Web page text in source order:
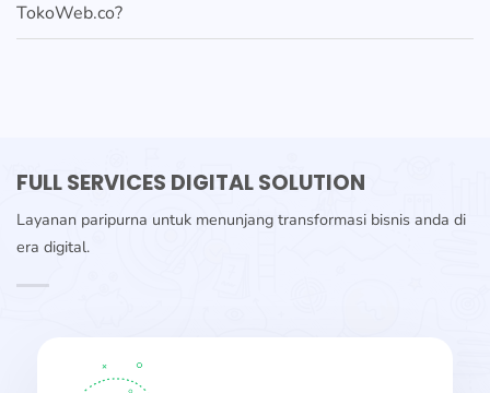
TokoWeb.co?
FULL SERVICES DIGITAL SOLUTION
Layanan paripurna untuk menunjang transformasi bisnis anda di
era digital.